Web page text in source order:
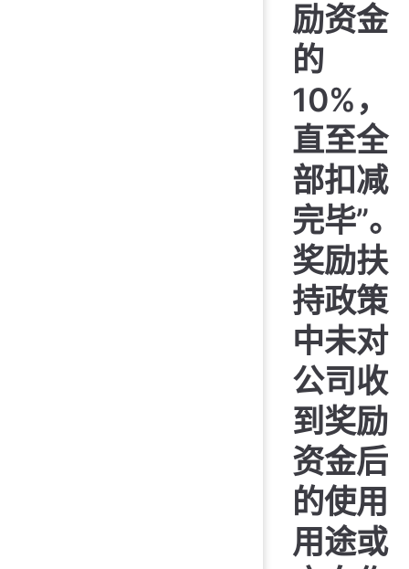
励资金
的
10%，
直至全
部扣减
完毕”。
奖励扶
持政策
中未对
公司收
到奖励
资金后
的使用
用途或